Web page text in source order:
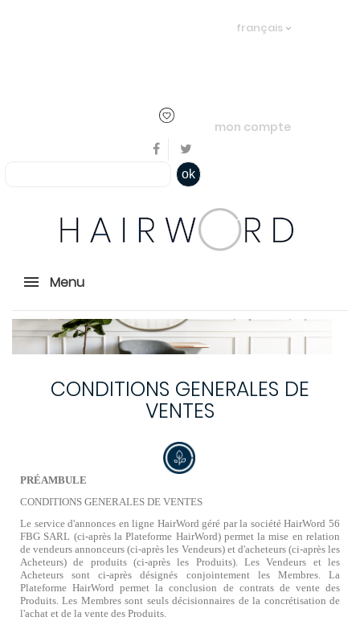
français
mon compte
ok
Menu
CONDITIONS GENERALES DE
VENTES
PRÉAMBULE
CONDITIONS GENERALES DE VENTES
Le service d'annonces en ligne HairWord géré par la société HairWord 56
FBG SARL (ci-après la Plateforme HairWord) permet la mise en relation
de vendeurs annonceurs (ci-après les Vendeurs) et d'acheteurs (ci-après les
Acheteurs) de produits (ci-après les Produits). Les Vendeurs et les
Acheteurs sont ci-après désignés conjointement les Membres. La
Plateforme HairWord permet la conclusion de contrats de vente des
Produits. Les Membres sont seuls décisionnaires de la concrétisation de
l'achat et de la vente des Produits.